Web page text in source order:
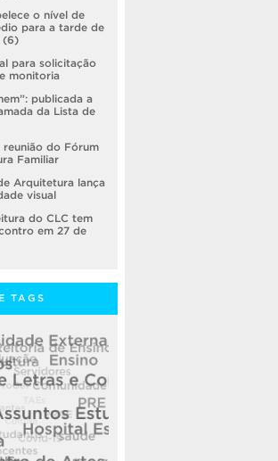
o nível de
para a tarde de
(6)
para solicitação
monitoria
publicada a
da Lista de
reunião do Fórum
Familiar
Arquitetura lança
visual
do CLC tem
em 27 de
TAGS